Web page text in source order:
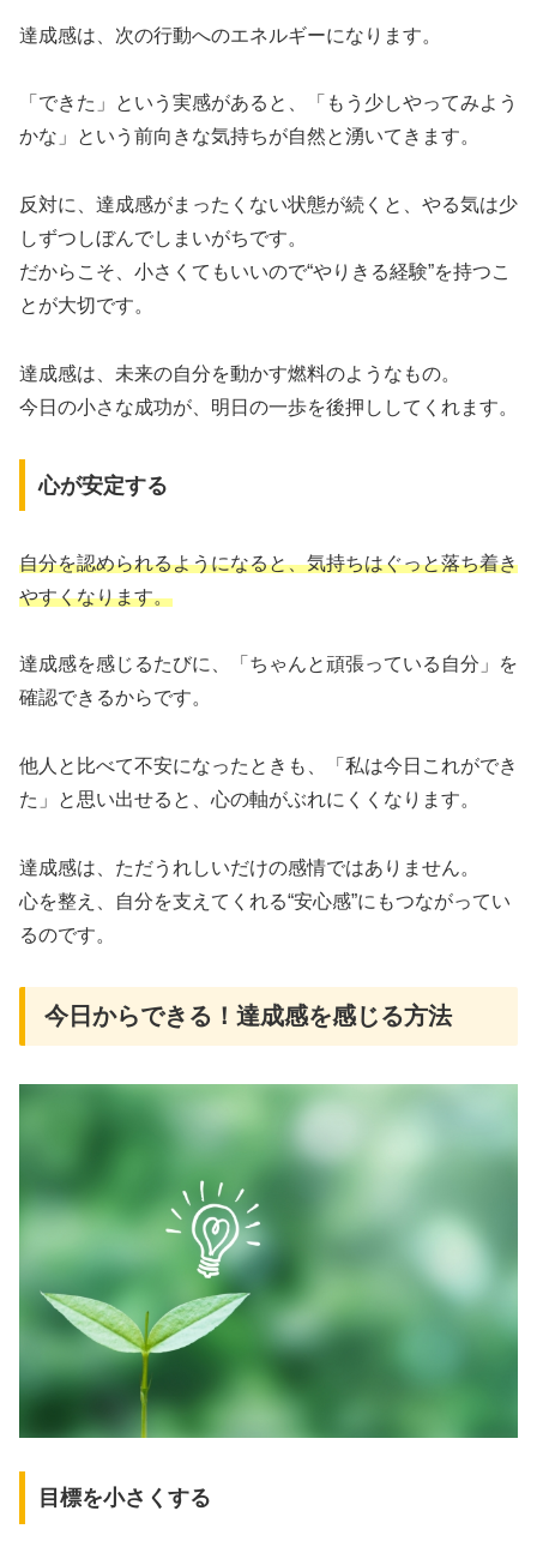
達成感は、次の行動へのエネルギーになります。
「できた」という実感があると、「もう少しやってみよう
かな」という前向きな気持ちが自然と湧いてきます。
反対に、達成感がまったくない状態が続くと、やる気は少
しずつしぼんでしまいがちです。
だからこそ、小さくてもいいので“やりきる経験”を持つこ
とが大切です。
達成感は、未来の自分を動かす燃料のようなもの。
今日の小さな成功が、明日の一歩を後押ししてくれます。
心が安定する
自分を認められるようになると、気持ちはぐっと落ち着き
やすくなります。
達成感を感じるたびに、「ちゃんと頑張っている自分」を
確認できるからです。
他人と比べて不安になったときも、「私は今日これができ
た」と思い出せると、心の軸がぶれにくくなります。
達成感は、ただうれしいだけの感情ではありません。
心を整え、自分を支えてくれる“安心感”にもつながってい
るのです。
今日からできる！達成感を感じる方法
目標を小さくする